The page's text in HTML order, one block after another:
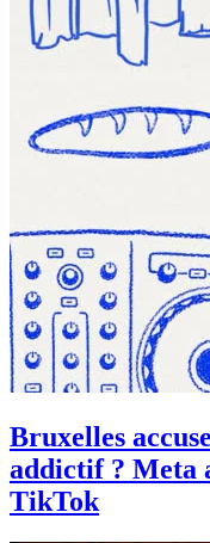
Bruxelles
addictif ? Meta
TikTok